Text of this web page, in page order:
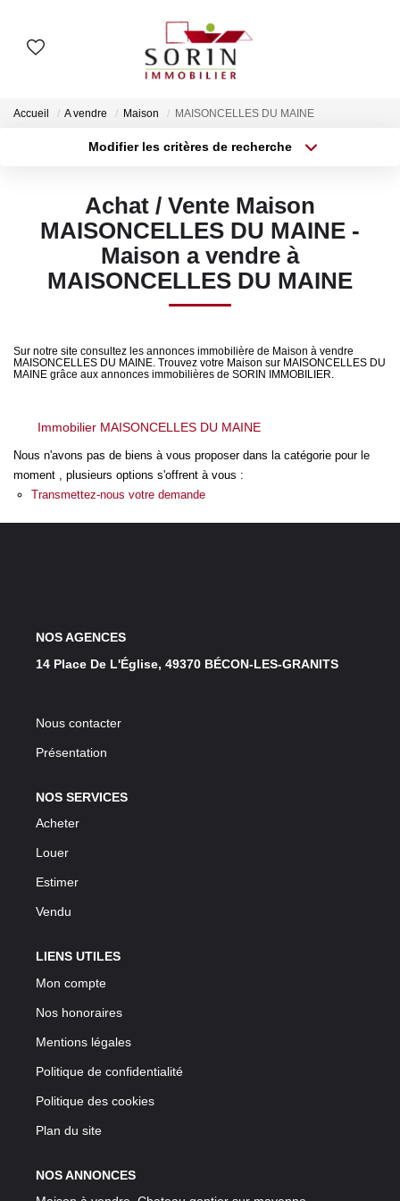
ESTIMER
Estimation En Ligne
ACHETER
NOS SERVICES
MON ESPACE
Accueil A vendre Maison MAISONCELLES DU MAINE
Modifier les critères de recherche
Type de bien
Surface min
Plus de critères
Achat / Vente Maison
MAISONCELLES DU MAINE -
Maison a vendre à
MAISONCELLES DU MAINE
Sur notre site consultez les annonces immobilière de Maison à vendre
MAISONCELLES DU MAINE. Trouvez votre Maison sur MAISONCELLES DU
MAINE grâce aux annonces immobilières de SORIN IMMOBILIER.
Immobilier MAISONCELLES DU MAINE
Nous n'avons pas de biens à vous proposer dans la catégorie pour le
moment , plusieurs options s'offrent à vous :
Transmettez-nous votre demande
NOS AGENCES
14 Place De L'Église, 49370 BÉCON-LES-GRANITS
Nous contacter
Présentation
NOS SERVICES
Acheter
Louer
Estimer
Vendu
LIENS UTILES
Mon compte
Nos honoraires
Mentions légales
Politique de confidentialité
Politique des cookies
Plan du site
NOS ANNONCES